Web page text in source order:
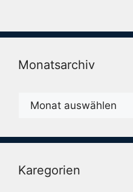
Monatsarchiv
Monatsarchiv
Karegorien